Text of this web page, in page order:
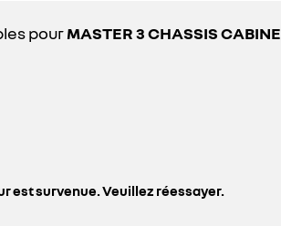
pourMASTER 3 CHASSIS CABINE
est survenue. Veuillez réessayer.